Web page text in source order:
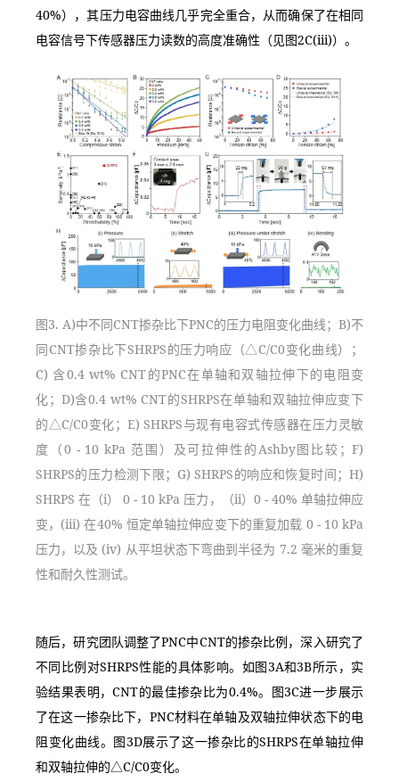
40%），其压力电容曲线几乎完全重合，从而确保了在相同
电容信号下传感器压力读数的高度准确性（见图2C(iii)）。
图3. A)中不同CNT掺杂比下PNC的压力电阻变化曲线；B)不
同CNT掺杂比下SHRPS的压力响应（△C/C0变化曲线）；
C) 含0.4 wt% CNT的PNC在单轴和双轴拉伸下的电阻变
化；D)含0.4 wt% CNT的SHRPS在单轴和双轴拉伸应变下
的△C/C0变化；E) SHRPS与现有电容式传感器在压力灵敏
度（0 - 10 kPa 范围）及可拉伸性的Ashby图比较；F)
SHRPS的压力检测下限；G) SHRPS的响应和恢复时间；H)
SHRPS 在（i） 0 - 10 kPa 压力，（ii）0 - 40% 单轴拉伸应
变，(iii) 在40% 恒定单轴拉伸应变下的重复加载 0 - 10 kPa
压力，以及 (iv) 从平坦状态下弯曲到半径为 7.2 毫米的重复
性和耐久性测试。
随后，研究团队调整了PNC中CNT的掺杂比例，深入研究了
不同比例对SHRPS性能的具体影响。如图3A和3B所示，实
验结果表明，CNT的最佳掺杂比为0.4%。图3C进一步展示
了在这一掺杂比下，PNC材料在单轴及双轴拉伸状态下的电
阻变化曲线。图3D展示了这一掺杂比的SHRPS在单轴拉伸
和双轴拉伸的△C/C0变化。